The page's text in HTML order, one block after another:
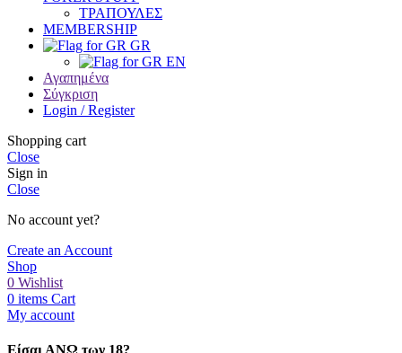
ΤΡΑΠΟΥΛΕΣ
MEMBERSHIP
GR
EN
Αγαπημένα
Σύγκριση
Login / Register
Shopping cart
Close
Sign in
Close
No account yet?
Create an Account
Shop
0 Wishlist
0 items Cart
My account